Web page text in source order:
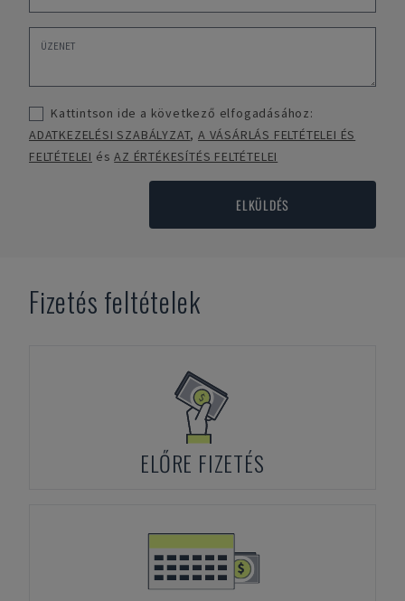
Kattintson ide a következő elfogadásához:
ADATKEZELÉSI SZABÁLYZAT,A VÁSÁRLÁS FELTÉTELEI ÉS
FELTÉTELEI ésAZ ÉRTÉKESÍTÉS FELTÉTELEI
ELKÜLDÉS
Fizetés feltételek
ELŐRE FIZETÉS